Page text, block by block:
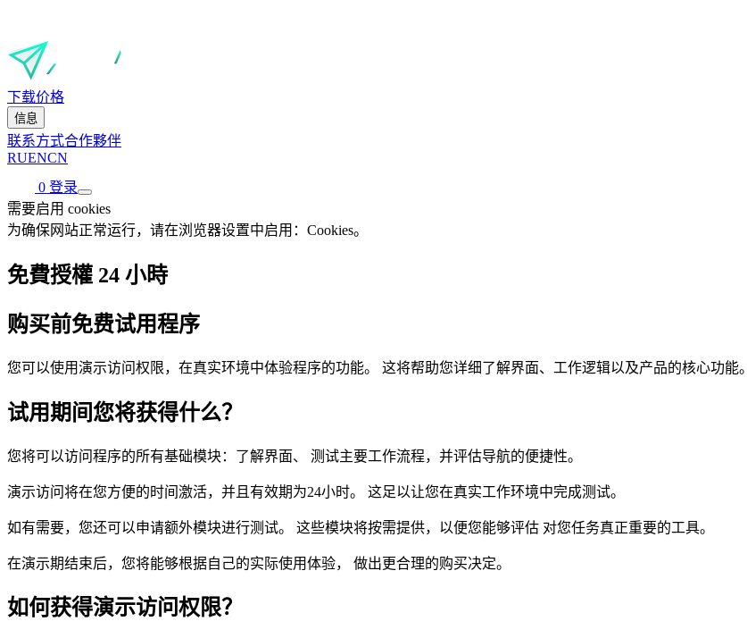
下载价格
信息
联系方式合作夥伴
RUENCN
0 登录
需要启用 cookies
为确保网站正常运行，请在浏览器设置中启用：Cookies。
免費授權 24 小時
购买前免费试用程序
您可以使用演示访问权限，在真实环境中体验程序的功能。 这将帮助您详细了解界面、工作逻辑以及产品的核心功能。
试用期间您将获得什么？
您将可以访问程序的所有基础模块：了解界面、 测试主要工作流程，并评估导航的便捷性。
演示访问将在您方便的时间激活，并且有效期为24小时。 这足以让您在真实工作环境中完成测试。
如有需要，您还可以申请额外模块进行测试。 这些模块将按需提供，以便您能够评估 对您任务真正重要的工具。
在演示期结束后，您将能够根据自己的实际使用体验， 做出更合理的购买决定。
如何获得演示访问权限？